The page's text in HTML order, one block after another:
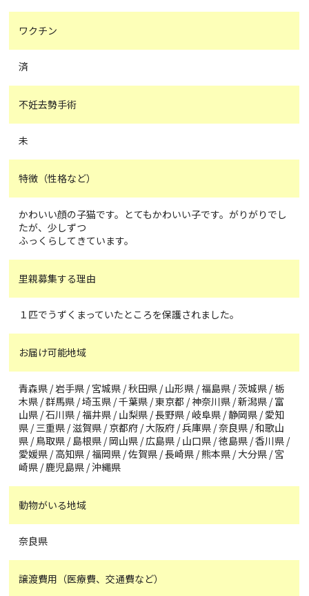
ワクチン
済
不妊去勢手術
未
特徴（性格など）
かわいい顔の子猫です。とてもかわいい子です。がりがりでし
たが、少しずつ
ふっくらしてきています。
里親募集する理由
１匹でうずくまっていたところを保護されました。
お届け可能地域
青森県 / 岩手県 / 宮城県 / 秋田県 / 山形県 / 福島県 / 茨城県 / 栃
木県 / 群馬県 / 埼玉県 / 千葉県 / 東京都 / 神奈川県 / 新潟県 / 富
山県 / 石川県 / 福井県 / 山梨県 / 長野県 / 岐阜県 / 静岡県 / 愛知
県 / 三重県 / 滋賀県 / 京都府 / 大阪府 / 兵庫県 / 奈良県 / 和歌山
県 / 鳥取県 / 島根県 / 岡山県 / 広島県 / 山口県 / 徳島県 / 香川県 /
愛媛県 / 高知県 / 福岡県 / 佐賀県 / 長崎県 / 熊本県 / 大分県 / 宮
崎県 / 鹿児島県 / 沖縄県
動物がいる地域
奈良県
譲渡費用（医療費、交通費など）